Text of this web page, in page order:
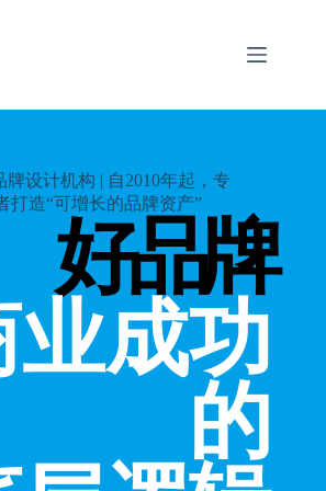
牌设计机构 | 自2010年起，专
打造“可增长的品牌资产”
好品牌
业成功
的